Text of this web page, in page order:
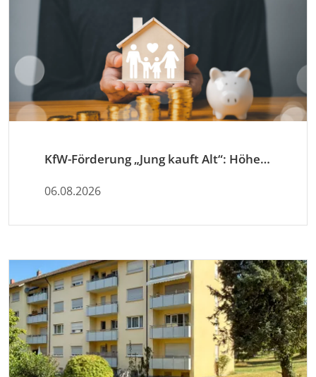
KfW-Förderung „Jung kauft Alt“: Höhere Kredite ab August 2026
06.08.2026